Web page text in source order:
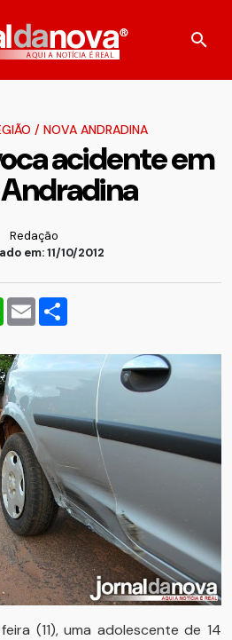
/ NOVA ANDRADINA
acidente em
Redação
em: 11/10/2012
WhatsApp
Email
(11), uma adolescente de 14